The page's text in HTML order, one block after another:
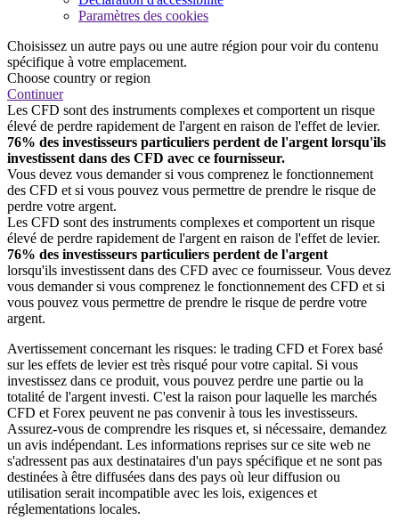
Paramètres des cookies
Choisissez un autre pays ou une autre région pour voir du contenu
spécifique à votre emplacement.
Choose country or region
Continuer
Les CFD sont des instruments complexes et comportent un risque
élevé de perdre rapidement de l'argent en raison de l'effet de levier.
76% des investisseurs particuliers perdent de l'argent lorsqu'ils
investissent dans des CFD avec ce fournisseur.
Vous devez vous demander si vous comprenez le fonctionnement
des CFD et si vous pouvez vous permettre de prendre le risque de
perdre votre argent.
Les CFD sont des instruments complexes et comportent un risque
élevé de perdre rapidement de l'argent en raison de l'effet de levier.
76% des investisseurs particuliers perdent de l'argent
lorsqu'ils investissent dans des CFD avec ce fournisseur. Vous devez
vous demander si vous comprenez le fonctionnement des CFD et si
vous pouvez vous permettre de prendre le risque de perdre votre
argent.
Avertissement concernant les risques: le trading CFD et Forex basé
sur les effets de levier est très risqué pour votre capital. Si vous
investissez dans ce produit, vous pouvez perdre une partie ou la
totalité de l'argent investi. C'est la raison pour laquelle les marchés
CFD et Forex peuvent ne pas convenir à tous les investisseurs.
Assurez-vous de comprendre les risques et, si nécessaire, demandez
un avis indépendant. Les informations reprises sur ce site web ne
s'adressent pas aux destinataires d'un pays spécifique et ne sont pas
destinées à être diffusées dans des pays où leur diffusion ou
utilisation serait incompatible avec les lois, exigences et
réglementations locales.